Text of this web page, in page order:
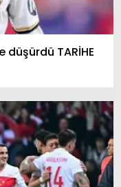
TARİHE